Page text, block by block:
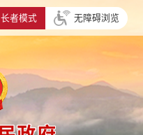
长者模式 无障碍浏览